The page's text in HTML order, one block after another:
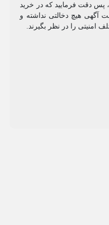
پس دقت فرمایید که در خرید
آگهی هیچ دخالتی نداشته و
امنیتی را در نظر بگیرند.